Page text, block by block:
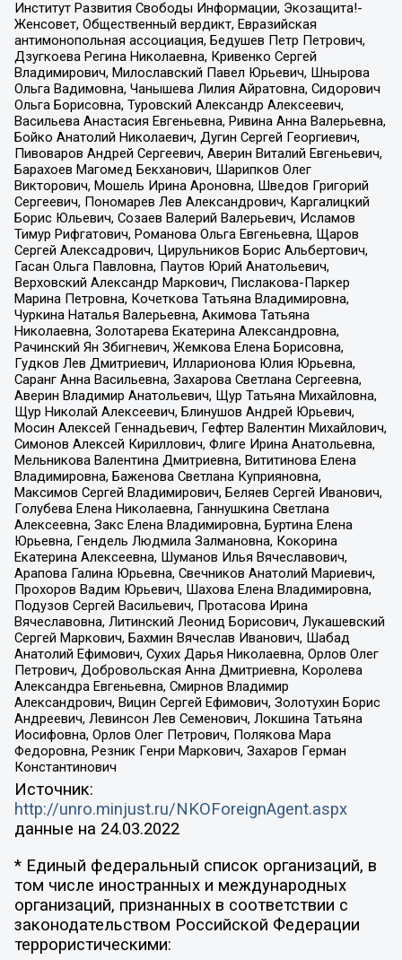
Институт Развития Свободы Информации, Экозащита!-
Женсовет, Общественный вердикт, Евразийская
антимонопольная ассоциация, Бедушев Петр Петрович,
Дзугкоева Регина Николаевна, Кривенко Сергей
Владимирович, Милославский Павел Юрьевич, Шнырова
Ольга Вадимовна, Чанышева Лилия Айратовна, Сидорович
Ольга Борисовна, Туровский Александр Алексеевич,
Васильева Анастасия Евгеньевна, Ривина Анна Валерьевна,
Бойко Анатолий Николаевич, Дугин Сергей Георгиевич,
Пивоваров Андрей Сергеевич, Аверин Виталий Евгеньевич,
Барахоев Магомед Бекханович, Шарипков Олег
Викторович, Мошель Ирина Ароновна, Шведов Григорий
Сергеевич, Пономарев Лев Александрович, Каргалицкий
Борис Юльевич, Созаев Валерий Валерьевич, Исламов
Тимур Рифгатович, Романова Ольга Евгеньевна, Щаров
Сергей Алексадрович, Цирульников Борис Альбертович,
Гасан Ольга Павловна, Паутов Юрий Анатольевич,
Верховский Александр Маркович, Пислакова-Паркер
Марина Петровна, Кочеткова Татьяна Владимировна,
Чуркина Наталья Валерьевна, Акимова Татьяна
Николаевна, Золотарева Екатерина Александровна,
Рачинский Ян Збигневич, Жемкова Елена Борисовна,
Гудков Лев Дмитриевич, Илларионова Юлия Юрьевна,
Саранг Анна Васильевна, Захарова Светлана Сергеевна,
Аверин Владимир Анатольевич, Щур Татьяна Михайловна,
Щур Николай Алексеевич, Блинушов Андрей Юрьевич,
Мосин Алексей Геннадьевич, Гефтер Валентин Михайлович,
Симонов Алексей Кириллович, Флиге Ирина Анатольевна,
Мельникова Валентина Дмитриевна, Вититинова Елена
Владимировна, Баженова Светлана Куприяновна,
Максимов Сергей Владимирович, Беляев Сергей Иванович,
Голубева Елена Николаевна, Ганнушкина Светлана
Алексеевна, Закс Елена Владимировна, Буртина Елена
Юрьевна, Гендель Людмила Залмановна, Кокорина
Екатерина Алексеевна, Шуманов Илья Вячеславович,
Арапова Галина Юрьевна, Свечников Анатолий Мариевич,
Прохоров Вадим Юрьевич, Шахова Елена Владимировна,
Подузов Сергей Васильевич, Протасова Ирина
Вячеславовна, Литинский Леонид Борисович, Лукашевский
Сергей Маркович, Бахмин Вячеслав Иванович, Шабад
Анатолий Ефимович, Сухих Дарья Николаевна, Орлов Олег
Петрович, Добровольская Анна Дмитриевна, Королева
Александра Евгеньевна, Смирнов Владимир
Александрович, Вицин Сергей Ефимович, Золотухин Борис
Андреевич, Левинсон Лев Семенович, Локшина Татьяна
Иосифовна, Орлов Олег Петрович, Полякова Мара
Федоровна, Резник Генри Маркович, Захаров Герман
Константинович
Источник:
http://unro.minjust.ru/NKOForeignAgent.aspx
данные на 24.03.2022
* Единый федеральный список организаций, в
том числе иностранных и международных
организаций, признанных в соответствии с
законодательством Российской Федерации
террористическими: